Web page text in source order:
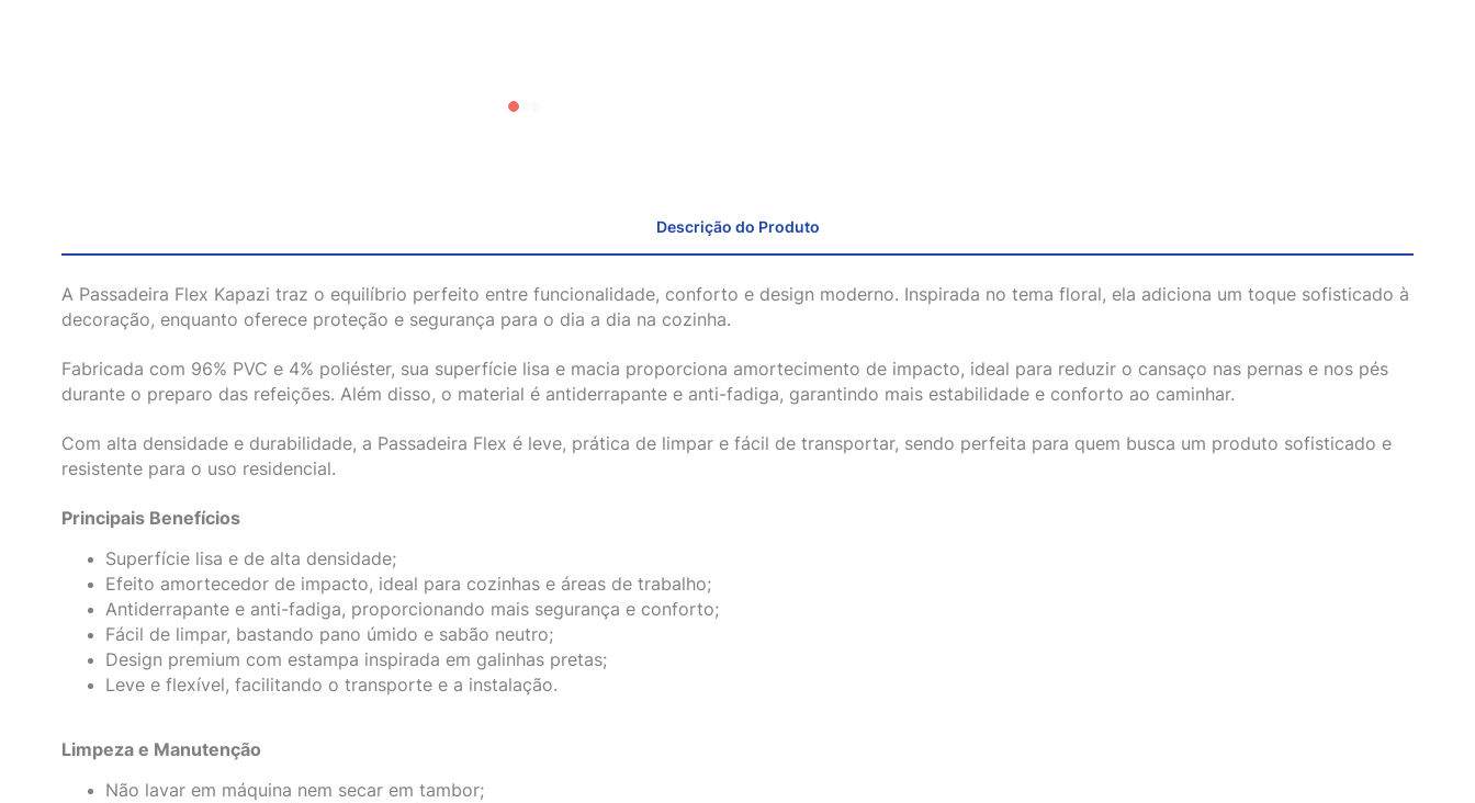
Descrição do Produto
A Passadeira Flex Kapazi traz o equilíbrio perfeito entre funcionalidade, conforto e design moderno. Inspirada no tema floral, ela adiciona um toque sofisticado à
decoração, enquanto oferece proteção e segurança para o dia a dia na cozinha.
Fabricada com 96% PVC e 4% poliéster, sua superfície lisa e macia proporciona amortecimento de impacto, ideal para reduzir o cansaço nas pernas e nos pés
durante o preparo das refeições. Além disso, o material é antiderrapante e anti-fadiga, garantindo mais estabilidade e conforto ao caminhar.
Com alta densidade e durabilidade, a Passadeira Flex é leve, prática de limpar e fácil de transportar, sendo perfeita para quem busca um produto sofisticado e
resistente para o uso residencial.
Principais Benefícios
Superfície lisa e de alta densidade;
Efeito amortecedor de impacto, ideal para cozinhas e áreas de trabalho;
Antiderrapante e anti-fadiga, proporcionando mais segurança e conforto;
Fácil de limpar, bastando pano úmido e sabão neutro;
Design premium com estampa inspirada em galinhas pretas;
Leve e flexível, facilitando o transporte e a instalação.
Limpeza e Manutenção
Não lavar em máquina nem secar em tambor;